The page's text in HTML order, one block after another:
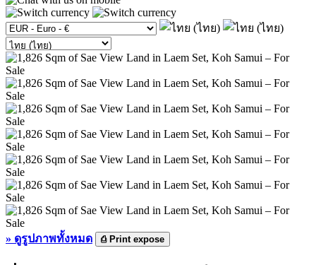
» ดูรูปภาพทั้งหมด ⎙Print expose